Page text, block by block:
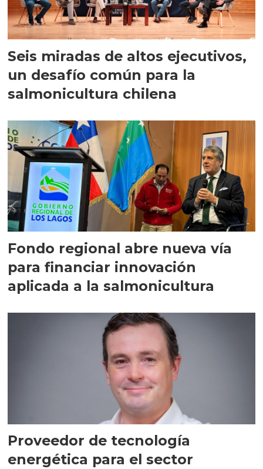
Seis miradas de altos ejecutivos,
un desafío común para la
salmonicultura chilena
Fondo regional abre nueva vía
para financiar innovación
aplicada a la salmonicultura
Proveedor de tecnología
energética para el sector